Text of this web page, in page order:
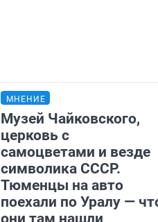
МНЕНИЕ
Музей Чайковского,
церковь с
самоцветами и везде
символика СССР.
Тюменцы на авто
поехали по Уралу —
они там нашли